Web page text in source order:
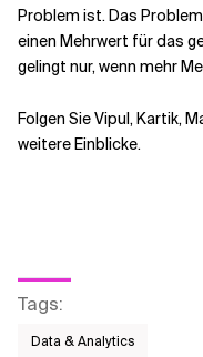
Problem ist. Das
einen Mehrwert für das
gelingt nur, wenn mehr
Folgen Sie Vipul, Kartik,
weitere Einblicke.
Tags:
Data & Analytics